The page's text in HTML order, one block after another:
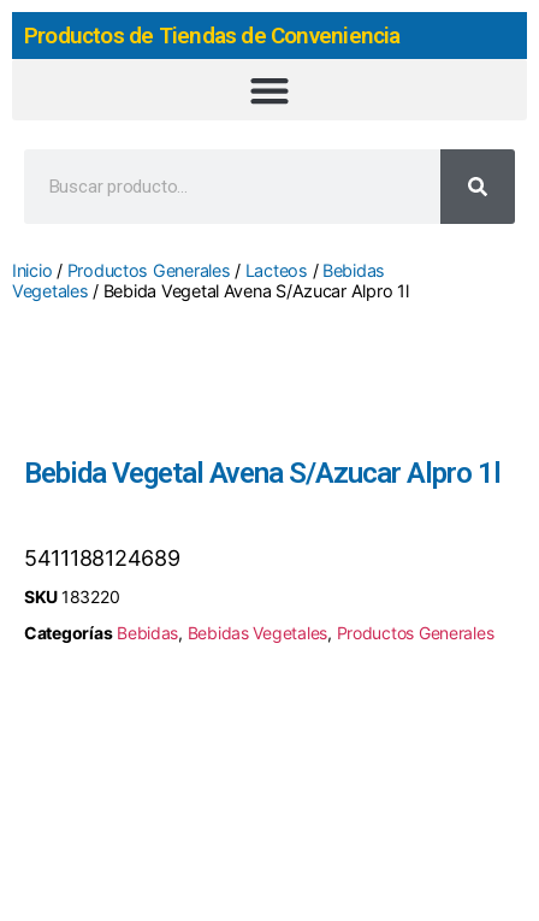
Productos de Tiendas de Conveniencia
Inicio / Productos Generales / Lacteos / Bebidas
Vegetales / Bebida Vegetal Avena S/Azucar Alpro 1l
Bebida Vegetal Avena S/Azucar Alpro 1l
5411188124689
SKU183220
Categorías Bebidas, Bebidas Vegetales, Productos Generales